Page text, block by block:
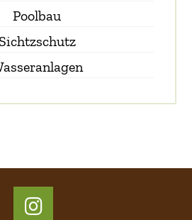
Poolbau
Sichtzschutz